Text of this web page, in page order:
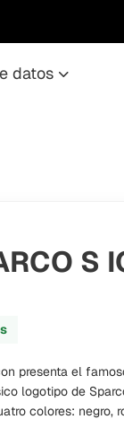
datos
S
presenta el
logotipo de
colores: negro,